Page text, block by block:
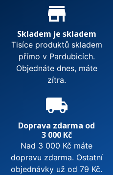
Proč nakupovat u nás?
store_mall_directory
Skladem je skladem
Tisíce produktů skladem
přímo v Pardubicích.
Objednáte dnes, máte
zítra.
local_shipping
Doprava zdarma od
3 000 Kč
Nad 3 000 Kč máte
dopravu zdarma. Ostatní
objednávky už od 79 Kč.